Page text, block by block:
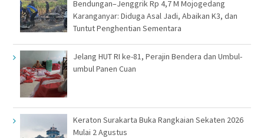
Bendungan–Jenggrik Rp 4,7 M Mojogedang
Karanganyar: Diduga Asal Jadi, Abaikan K3, dan
Tuntut Penghentian Sementara
Jelang HUT RI ke-81, Perajin Bendera dan Umbul-
umbul Panen Cuan
Keraton Surakarta Buka Rangkaian Sekaten 2026
Mulai 2 Agustus